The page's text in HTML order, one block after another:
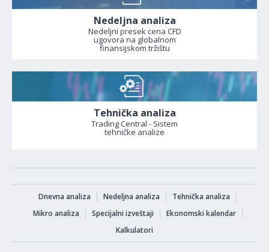
Nedeljna analiza
Nedeljni presek cena CFD
ugovora na globalnom
finansijskom tržištu
Tehnička analiza
Trading Central - Sistem
tehničke analize
Dnevna analiza Nedeljna analiza
Tehnička analiza
Mikro analiza
Specijalni izveštaji
Ekonomski kalendar
Kalkulatori